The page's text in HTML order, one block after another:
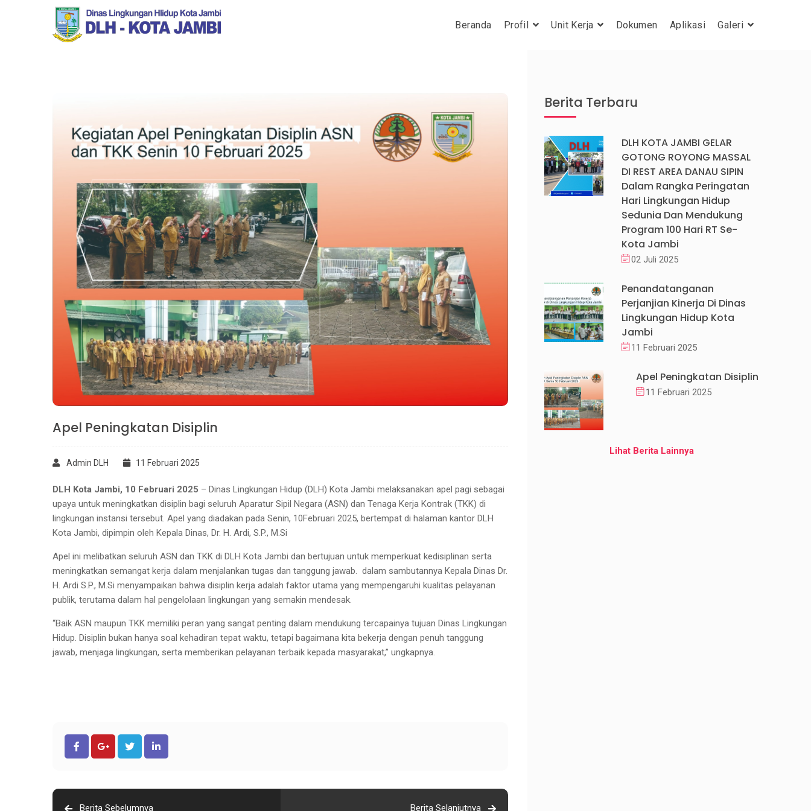
Beranda Profil Unit Kerja Dokumen Aplikasi Galeri
Apel Peningkatan Disiplin
Admin DLH 11 Februari 2025
DLH Kota Jambi, 10 Februari 2025 – Dinas Lingkungan Hidup (DLH) Kota Jambi melaksanakan apel pagi sebagai
upaya untuk meningkatkan disiplin bagi seluruh Aparatur Sipil Negara (ASN) dan Tenaga Kerja Kontrak (TKK) di
lingkungan instansi tersebut. Apel yang diadakan pada Senin, 10Februari 2025, bertempat di halaman kantor DLH
Kota Jambi, dipimpin oleh Kepala Dinas, Dr. H. Ardi, S.P., M.Si
Apel ini melibatkan seluruh ASN dan TKK di DLH Kota Jambi dan bertujuan untuk memperkuat kedisiplinan serta
meningkatkan semangat kerja dalam menjalankan tugas dan tanggung jawab. dalam sambutannya Kepala Dinas Dr.
H. Ardi S.P., M.Si menyampaikan bahwa disiplin kerja adalah faktor utama yang mempengaruhi kualitas pelayanan
publik, terutama dalam hal pengelolaan lingkungan yang semakin mendesak.
“Baik ASN maupun TKK memiliki peran yang sangat penting dalam mendukung tercapainya tujuan Dinas Lingkungan
Hidup. Disiplin bukan hanya soal kehadiran tepat waktu, tetapi bagaimana kita bekerja dengan penuh tanggung
jawab, menjaga lingkungan, serta memberikan pelayanan terbaik kepada masyarakat,” ungkapnya.
Berita Sebelumnya Berita Selanjutnya
Berita Terbaru
DLH KOTA JAMBI GELAR
GOTONG ROYONG MASSAL
DI REST AREA DANAU SIPIN
Dalam Rangka Peringatan
Hari Lingkungan Hidup
Sedunia Dan Mendukung
Program 100 Hari RT Se-
Kota Jambi
02 Juli 2025
Penandatanganan
Perjanjian Kinerja Di Dinas
Lingkungan Hidup Kota
Jambi
11 Februari 2025
Apel Peningkatan Disiplin
11 Februari 2025
Lihat Berita Lainnya